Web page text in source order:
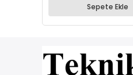
Sepete Ekle